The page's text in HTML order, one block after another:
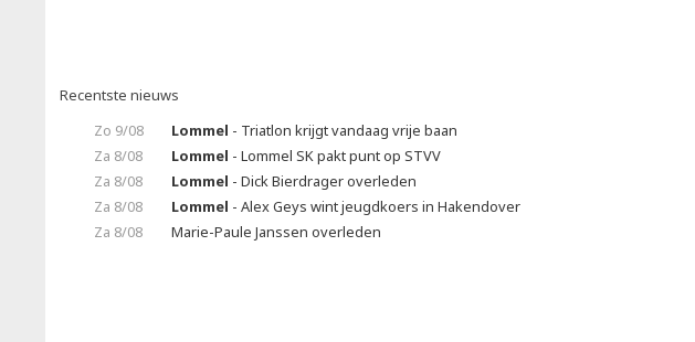
Recentste nieuws
Zo 9/08
Lommel - Triatlon krijgt vandaag vrije baan
Za 8/08
Lommel - Lommel SK pakt punt op STVV
Za 8/08
Lommel - Dick Bierdrager overleden
Za 8/08
Lommel - Alex Geys wint jeugdkoers in Hakendover
Za 8/08
Marie-Paule Janssen overleden